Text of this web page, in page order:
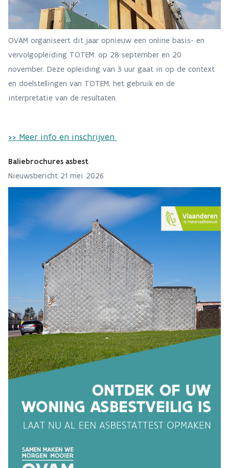
OVAM organiseert dit jaar opnieuw een online basis- en
vervolgopleiding TOTEM: op 28 september en 20
november. Deze opleiding van 3 uur gaat in op de context
en doelstellingen van TOTEM, het gebruik en de
interpretatie van de resultaten.
>> Meer info en inschrijven
Baliebrochures asbest
Nieuwsbericht 21 mei 2026